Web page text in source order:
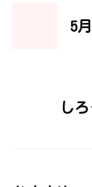
ゲ
5
し